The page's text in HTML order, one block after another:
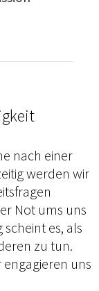
nach einer
werden wir
Not ums uns
es, als
zu tun.
uns